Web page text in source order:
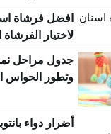
افضل فرشاة
لاختيار
جدول مراحل
وتطور الحواس
أضرار دواء